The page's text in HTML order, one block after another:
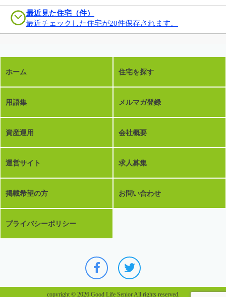
最近見た住宅（件）
最近チェックした住宅が20件保存されます。
ホーム 住宅を探す
用語集 メルマガ登録
資産運用 会社概要
運営サイト 求人募集
掲載希望の方 お問い合わせ
プライバシーポリシー
copyright © 2026 Good Life Senior All rights reserved.